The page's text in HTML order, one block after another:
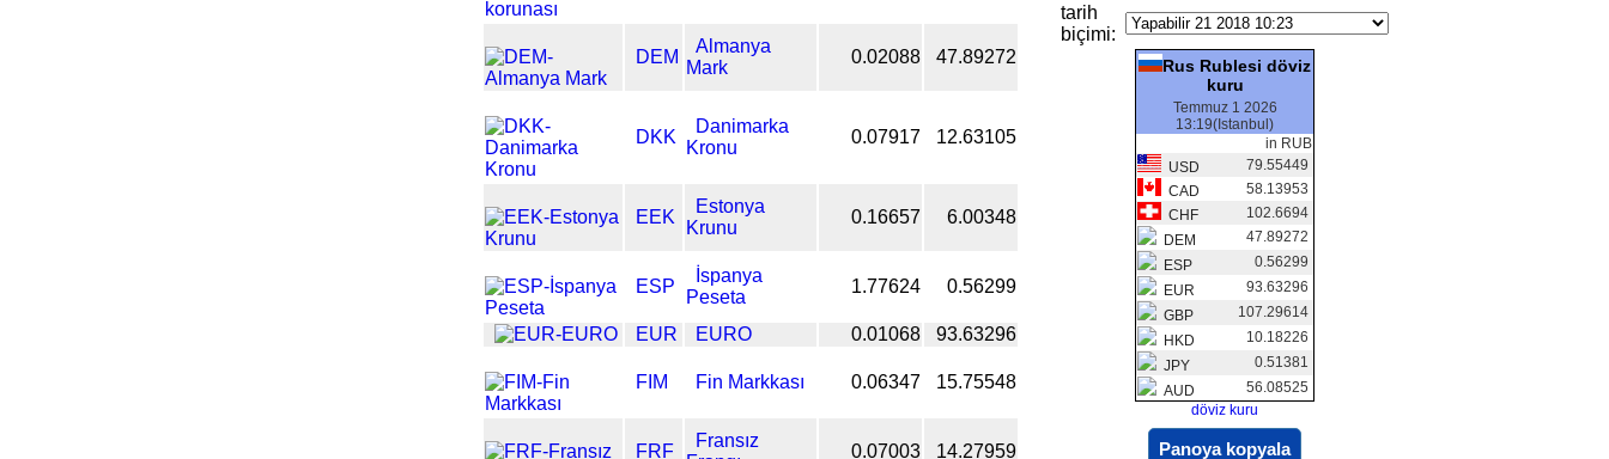
DEM
Almanya
Mark
0.02088 47.89272
DKK
Danimarka
Kronu
0.07917 12.63105
EEK
Estonya
Krunu
0.16657 6.00348
ESP
İspanya
Peseta
1.77624 0.56299
EUR EURO 0.01068 93.63296
FIM Fin Markkası 0.06347 15.75548
FRF
Fransız
0.07003 14.27959
tarih
biçimi:
Rus Rublesi döviz
kuru
Temmuz 1 2026
13:19(Istanbul)
in RUB
USD
79.55449
CAD
58.13953
CHF
102.6694
DEM
47.89272
ESP
0.56299
EUR
93.63296
GBP
107.29614
HKD
10.18226
JPY
0.51381
AUD
56.08525
döviz kuru
Panoya kopyala